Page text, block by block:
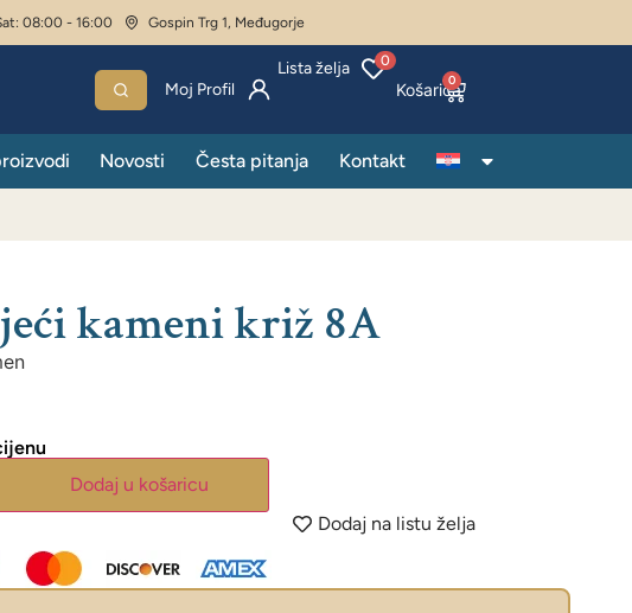
08:00 - 16:00 Gospin Trg 1, Međugorje
Lista želja 0
Moj Profil 0
Novosti Česta pitanja Kontakt
kameni križ 8A
Dodaj u košaricu
Dodaj na listu želja